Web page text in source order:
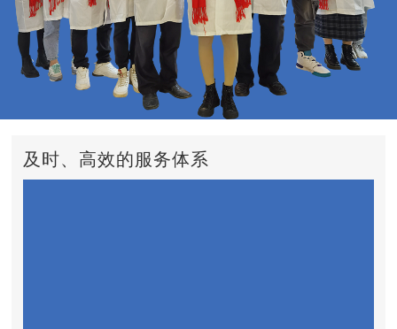
及时、高效的服务体系